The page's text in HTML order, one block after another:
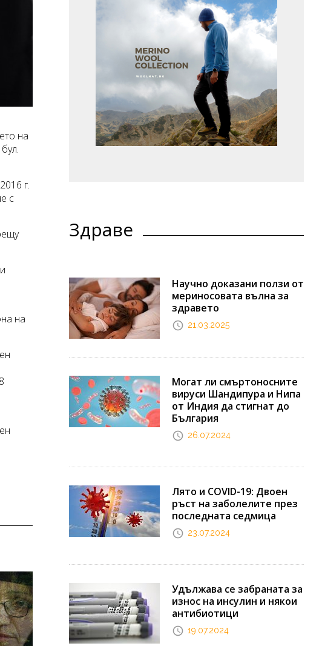
на
г.
с
на
Здраве
Научно доказани ползи от
мериносовата вълна за
здравето
21.03.2025
Могат ли смъртоносните
вируси Шандипура и Нипа
от Индия да стигнат до
България
26.07.2024
Лято и COVID-19: Двоен
ръст на заболелите през
последната седмица
23.07.2024
Удължава се забраната за
износ на инсулин и някои
антибиотици
19.07.2024